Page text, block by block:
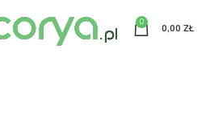
0
0,00 ZŁ